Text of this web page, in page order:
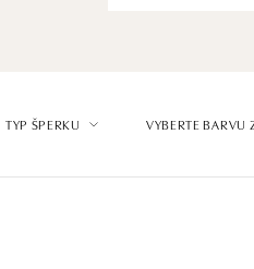
TYP ŠPERKU VYBERTE BARVU